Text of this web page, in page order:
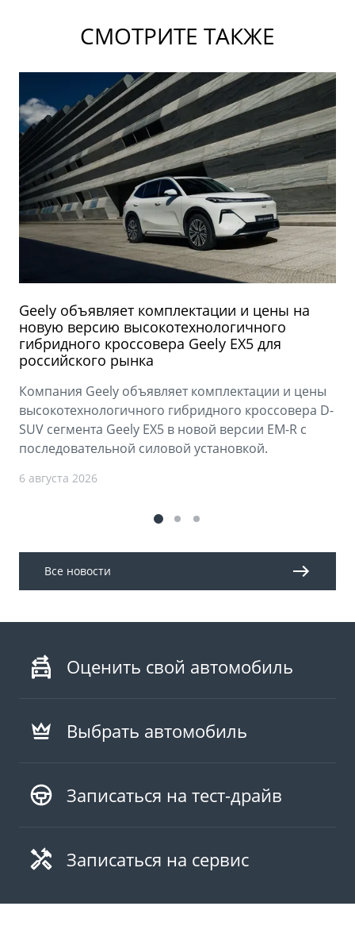
СМОТРИТЕ ТАКЖЕ
Geely объявляет комплектации и цены на
новую версию высокотехнологичного
гибридного кроссовера Geely EX5 для
российского рынка
Компания Geely объявляет комплектации и цены
высокотехнологичного гибридного кроссовера D-
SUV сегмента Geely EX5 в новой версии EM-R с
последовательной силовой установкой.
6 августа 2026
Все новости
Оценить свой автомобиль
Выбрать автомобиль
Записаться на тест-драйв
Записаться на сервис